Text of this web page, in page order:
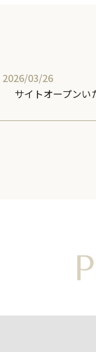
2026/03/26
サイトオープンい